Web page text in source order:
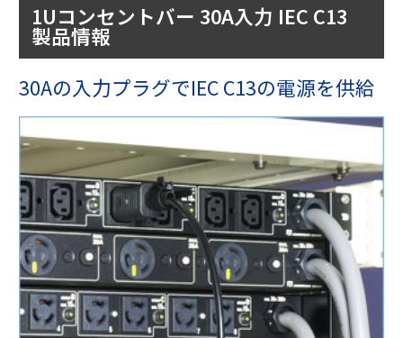
1Uコンセントバー 30A入力 IEC C13
製品情報
30Aの入力プラグでIEC C13の電源を供給